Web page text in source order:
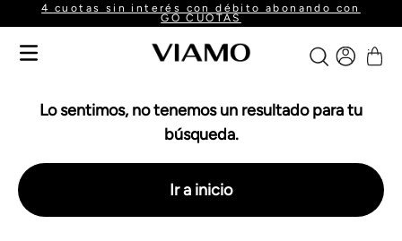
4 cuotas sin interés con débito abonando con
GO CUOTAS
Lo sentimos, no tenemos un resultado para tu
búsqueda.
Ir a inicio